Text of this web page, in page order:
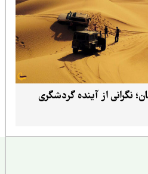
از آینده گردشگری